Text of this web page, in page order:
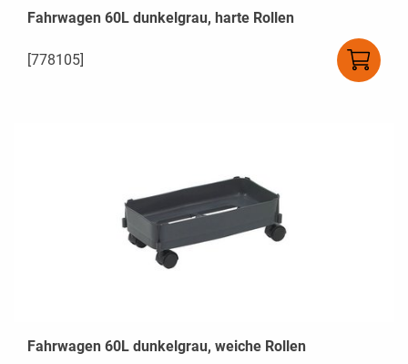
Fahrwagen 60L dunkelgrau, harte Rollen
[778105]
Fahrwagen 60L dunkelgrau, weiche Rollen